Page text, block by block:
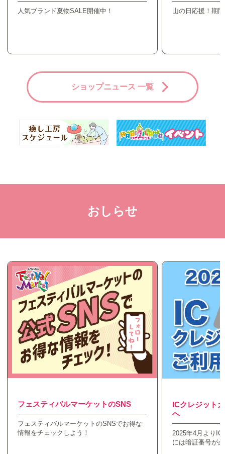
人気ブランド夏物SALE開催中！ 山の日応援！期
ショップニュース 一覧
おしらせ
フェスティバルマーケットのSNS
フェスティバルマーケットのSNSでお得な
情報をチェックしよう！
ICクレジット
へ
2025年4月より
には暗証番号が